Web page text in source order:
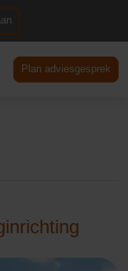
DE
Plan adviesgesprek